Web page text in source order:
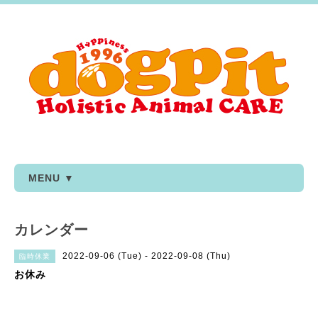
MENU ▼
カレンダー
臨時休業 2022-09-06 (Tue) - 2022-09-08 (Thu)
お休み